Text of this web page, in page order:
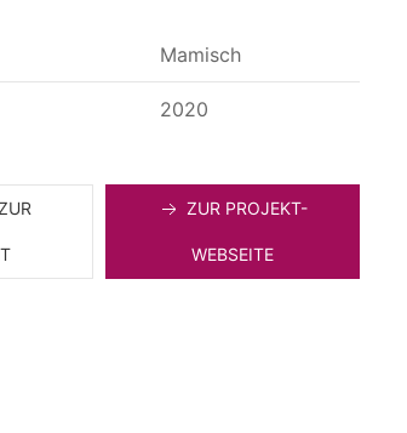
Mamisch
2020
ZUR PROJEKT-
WEBSEITE